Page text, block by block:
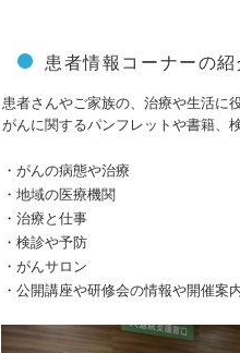
患者情報コーナーの紹
患者さんやご家族の、治療や生活に
がんに関するパンフレットや書籍、
・がんの病態や治療
・地域の医療機関
・治療と仕事
・検診や予防
・がんサロン
・公開講座や研修会の情報や開催案